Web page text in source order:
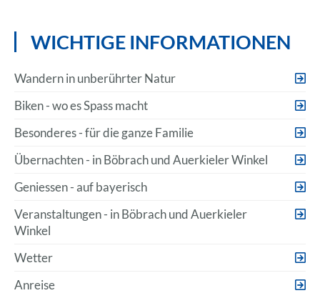
WICHTIGE INFORMATIONEN
Wandern in unberührter Natur
Biken - wo es Spass macht
Besonderes - für die ganze Familie
Übernachten - in Böbrach und Auerkieler Winkel
Geniessen - auf bayerisch
Veranstaltungen - in Böbrach und Auerkieler
Winkel
Wetter
Anreise